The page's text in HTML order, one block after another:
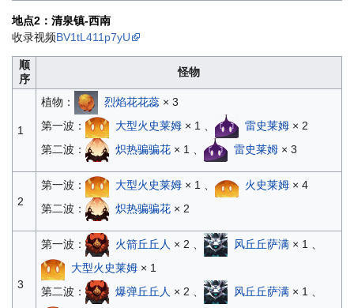
地点2：清泉镇-西南
收录视频BV1tL411p7yU
顺
序
怪物
1
植物： 烈焰花花蕊× 3
第一波：
大型火史莱姆× 1 、 雷史莱姆× 2
第二波：
炽热骗骗花× 1 、 雷史莱姆× 3
2
第一波： 大型火史莱姆× 1 、 火史莱姆× 4
第二波：
炽热骗骗花× 2
3
第一波： 火箭丘丘人 × 2 、 风丘丘萨满× 1 、
大型火史莱姆× 1
第二波：
爆弹丘丘人 × 2 、 风丘丘萨满× 1 、